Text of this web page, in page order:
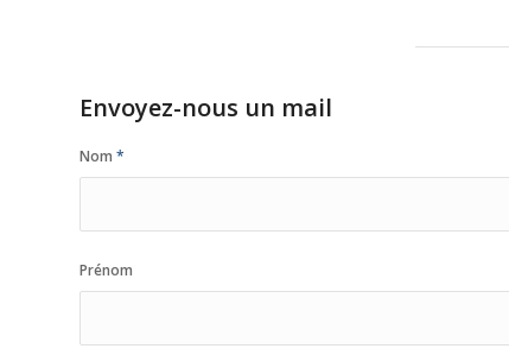
Envoyez-nous un mail
Nom *
Prénom